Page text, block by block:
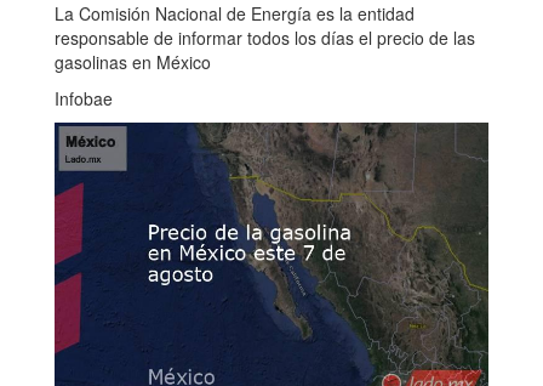
La Comisión Nacional de Energía es la entidad
responsable de informar todos los días el precio de las
gasolinas en México
Infobae